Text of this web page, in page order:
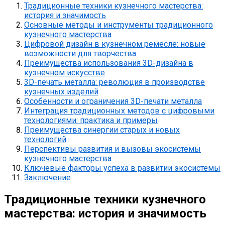
Традиционные техники кузнечного мастерства:
история и значимость
Основные методы и инструменты традиционного
кузнечного мастерства
Цифровой дизайн в кузнечном ремесле: новые
возможности для творчества
Преимущества использования 3D-дизайна в
кузнечном искусстве
3D-печать металла: революция в производстве
кузнечных изделий
Особенности и ограничения 3D-печати металла
Интеграция традиционных методов с цифровыми
технологиями: практика и примеры
Преимущества синергии старых и новых
технологий
Перспективы развития и вызовы экосистемы
кузнечного мастерства
Ключевые факторы успеха в развитии экосистемы
Заключение
Традиционные техники кузнечного
мастерства: история и значимость